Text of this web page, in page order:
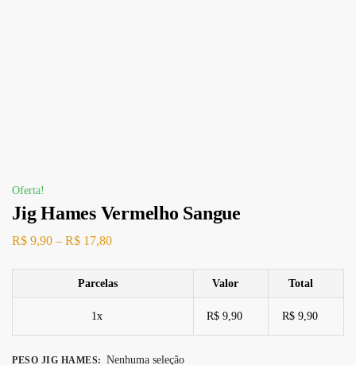
Oferta!
Jig Hames Vermelho Sangue
R$ 9,90 – R$ 17,80
Parcelas Valor Total
1x R$ 9,90 R$ 9,90
PESO JIG HAMES: Nenhuma seleção